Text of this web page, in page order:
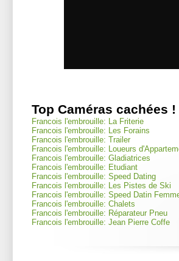
Top Caméras cachées !
Francois l'embrouille: La Friterie
Francois l'embrouille: Les Forains
Francois l'embrouille: Trailer
Francois l'embrouille: Loueurs
Francois l'embrouille: Gladiatrices
Francois l'embrouille: Etudiant
Francois l'embrouille: Speed Dating
Francois l'embrouille: Les Pistes de Ski
Francois l'embrouille: Speed Datin
Francois l'embrouille: Chalets
Francois l'embrouille: Réparateur Pneu
Francois l'embrouille: Jean Pierre Coffe